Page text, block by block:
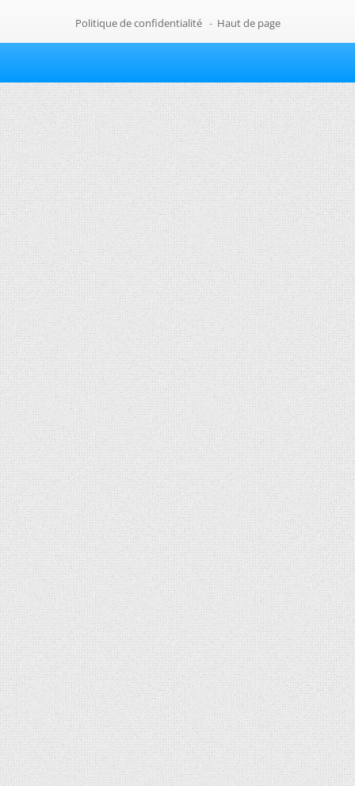
Politique de confidentialité - Haut de page